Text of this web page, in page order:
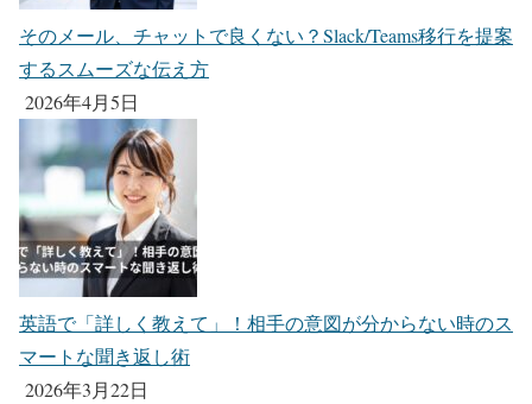
そのメール、チャットで良くない？Slack/Teams移行を提案
するスムーズな伝え方
2026年4月5日
英語で「詳しく教えて」！相手の意図が分からない時のス
マートな聞き返し術
2026年3月22日